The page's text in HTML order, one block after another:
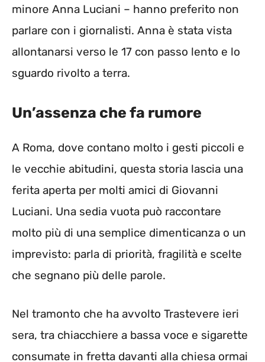
minore Anna Luciani – hanno preferito non
parlare con i giornalisti. Anna è stata vista
allontanarsi verso le 17 con passo lento e lo
sguardo rivolto a terra.
Un’assenza che fa rumore
A Roma, dove contano molto i gesti piccoli e
le vecchie abitudini, questa storia lascia una
ferita aperta per molti amici di Giovanni
Luciani. Una sedia vuota può raccontare
molto più di una semplice dimenticanza o un
imprevisto: parla di priorità, fragilità e scelte
che segnano più delle parole.
Nel tramonto che ha avvolto Trastevere ieri
sera, tra chiacchiere a bassa voce e sigarette
consumate in fretta davanti alla chiesa ormai